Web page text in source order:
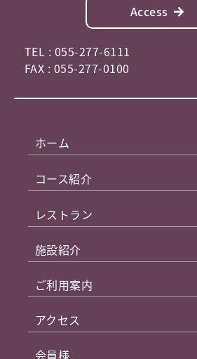
Access
TEL : 055-277-6111
FAX : 055-277-0100
ホーム
コース紹介
レストラン
施設紹介
ご利用案内
アクセス
会員様